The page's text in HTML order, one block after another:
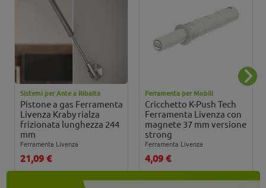
Sistemi per Ante a Ribalta
Pistone a gas Ferramenta
Livenza Kraby rialza
frizionata lunghezza 244
mm
Ferramenta Livenza
21,09 €
Ferramenta per Mobili
Cricchetto K-Push Tech
Ferramenta Livenza con
magnete 37 mm versione
strong
Ferramenta Livenza
4,09 €